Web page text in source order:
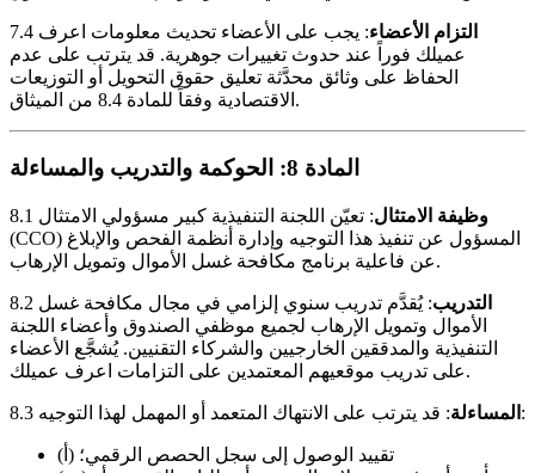
7.4 التزام الأعضاء: يجب على الأعضاء تحديث معلومات اعرف
عميلك فوراً عند حدوث تغييرات جوهرية. قد يترتب على عدم
الحفاظ على وثائق محدَّثة تعليق حقوق التحويل أو التوزيعات
الاقتصادية وفقاً للمادة 8.4 من الميثاق.
المادة 8: الحوكمة والتدريب والمساءلة
8.1 وظيفة الامتثال: تعيّن اللجنة التنفيذية كبير مسؤولي الامتثال
(CCO) المسؤول عن تنفيذ هذا التوجيه وإدارة أنظمة الفحص والإبلاغ
عن فاعلية برنامج مكافحة غسل الأموال وتمويل الإرهاب.
8.2 التدريب: يُقدَّم تدريب سنوي إلزامي في مجال مكافحة غسل
الأموال وتمويل الإرهاب لجميع موظفي الصندوق وأعضاء اللجنة
التنفيذية والمدققين الخارجيين والشركاء التقنيين. يُشجَّع الأعضاء
على تدريب موقعيهم المعتمدين على التزامات اعرف عميلك.
8.3 المساءلة : قد يترتب على الانتهاك المتعمد أو المهمل لهذا التوجيه:
(أ) تقييد الوصول إلى سجل الحصص الرقمي؛